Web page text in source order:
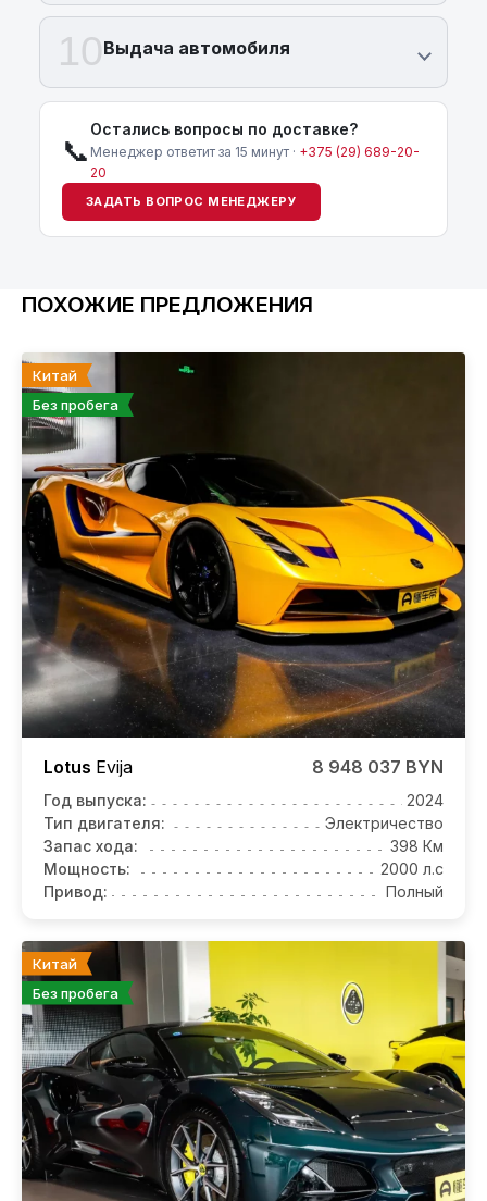
10Выдача автомобиля
📞
Остались вопросы по доставке?
Менеджер ответит за 15 минут · +375 (29) 689-20-
20
ЗАДАТЬ ВОПРОС МЕНЕДЖЕРУ
ПОХОЖИЕ ПРЕДЛОЖЕНИЯ
Китай
Без пробега
Lotus Evija 8 948 037 BYN
Год выпуска:
2024
Тип двигателя:
Электричество
Запас хода:
398 Км
Мощность:
2000 л.с
Привод:
Полный
Китай
Без пробега